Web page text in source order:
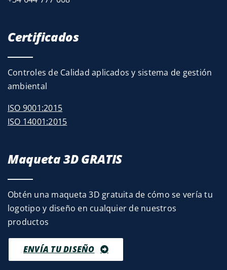
Certificados
Controles de Calidad aplicados y sistema de gestión
ambiental
ISO 9001:2015
ISO 14001:2015
Maqueta 3D GRATIS
Obtén una maqueta 3D gratuita de cómo se vería tu
logotipo y diseño en cualquier de nuestros
productos
ENVÍA TU DISEÑO